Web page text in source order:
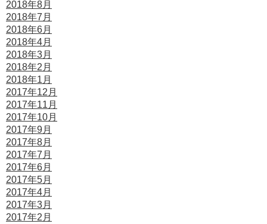
2018年8月
2018年7月
2018年6月
2018年4月
2018年3月
2018年2月
2018年1月
2017年12月
2017年11月
2017年10月
2017年9月
2017年8月
2017年7月
2017年6月
2017年5月
2017年4月
2017年3月
2017年2月